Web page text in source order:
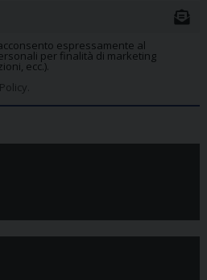
espressamente al
per finalità di marketing
ecc.).